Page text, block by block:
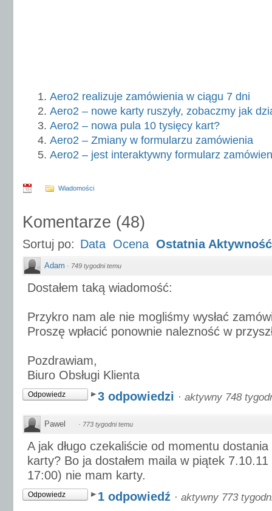
Aero2 realizuje zamówienia w ciągu 7 dni
Aero2 – nowe karty ruszyły, zobaczmy jak
Aero2 – nowa pula 10 tysięcy kart?
Aero2 – Zmiany w formularzu zamówienia
Aero2 – jest interaktywny formularz
Wiadomości
Komentarze (48)
Sortuj po: Data Ocena Ostatnia Aktywność
Adam · 749 tygodni temu
Dostałem taką wiadomość:
Przykro nam ale nie mogliśmy wysłać
Proszę wpłacić ponownie nalezność w
Pozdrawiam,
Biuro Obsługi Klienta
Odpowiedz 3 odpowiedzi · aktywny 748
Pawel · 773 tygodni temu
A jak długo czekaliście od momentu
karty? Bo ja dostałem maila w piątek
17:00) nie mam karty.
Odpowiedz 1 odpowiedź · aktywny 773